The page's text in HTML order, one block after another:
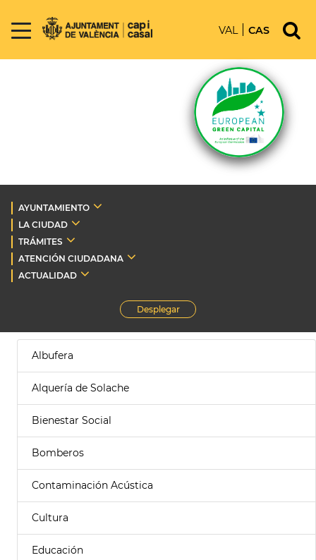
VAL CAS
AYUNTAMIENTO
LA CIUDAD
TRÁMITES
ATENCIÓN CIUDADANA
ACTUALIDAD
Desplegar
Albufera
Alquería de Solache
Bienestar Social
Bomberos
Contaminación Acústica
Cultura
Educación